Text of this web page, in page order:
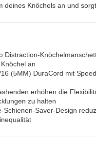
deines Knöchels an und
Distraction-
an
(5MM) DuraCord mit
erhöhen die
zu halten
Schienen-Saver-Design